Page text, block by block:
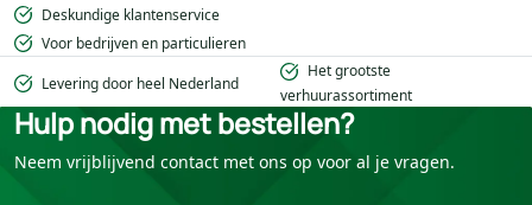
Deskundige klantenservice
Voor bedrijven en particulieren
Levering door heel Nederland
Het grootste
verhuurassortiment
Hulp nodig met bestellen?
Neem vrijblijvend contact met ons op voor al je vragen.